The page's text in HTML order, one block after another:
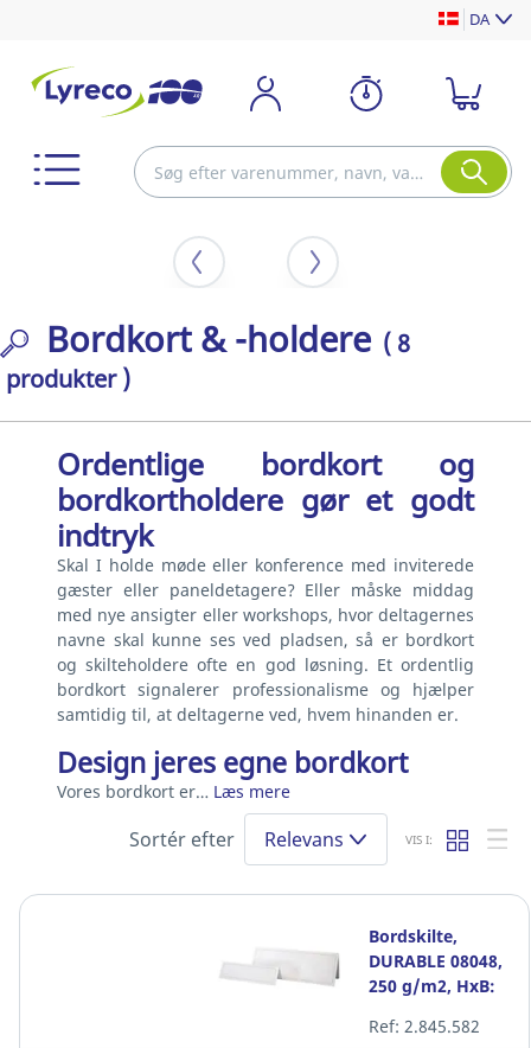
DA
Bordkort & -holdere ( 8
produkter )
Ordentlige bordkort og
bordkortholdere gør et godt
indtryk
Skal I holde møde eller konference med inviterede
gæster eller paneldetagere? Eller måske middag
med nye ansigter eller workshops, hvor deltagernes
navne skal kunne ses ved pladsen, så er bordkort
og skilteholdere ofte en god løsning. Et ordentlig
bordkort signalerer professionalisme og hjælper
samtidig til, at deltagerne ved, hvem hinanden er.
Design jeres egne bordkort
Vores bordkort er… Læs mere
Sortér efter Relevans VIS I:
Bordskilte,
DURABLE 08048,
250 g/m2, HxB:
hvid, pakke med
Ref: 2.845.582